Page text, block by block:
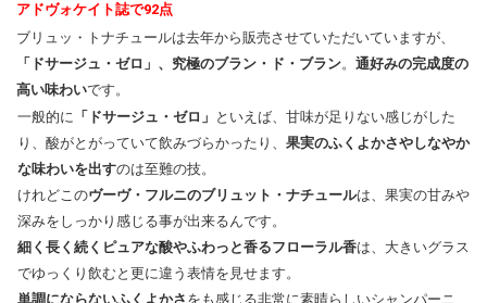
アドヴォケイト誌で92点
ブリュッ・トナチュールは去年から販売させていただいていますが、
「ドサージュ・ゼロ」、究極のブラン・ド・ブラン。 通好みの完成度の
高い味わいです。
一般的に 「ドサージュ・ゼロ」 といえば、甘味が足りない感じがした
り、酸がとがっていて飲みづらかったり、 果実のふくよかさやしなやか
な味わいを出すのは至難の技。
けれどこのヴーヴ・フルニのブリュット・ナチュールは、果実の甘みや
深みをしっかり感じる事が出来るんです。
細く長く続くピュアな酸やふわっと香るフローラル香は、大きいグラス
でゆっくり飲むと更に違う表情を見せます。
単調にならないふくよかさ をも感じる非常に素晴らしいシャンパーニ